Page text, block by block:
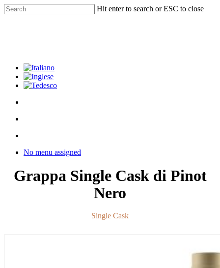
Skip
to
Hit enter to search or ESC to close
Menu
search
Menu No menu assigned
Grappa Single Cask di Pinot
Nero
Single Cask